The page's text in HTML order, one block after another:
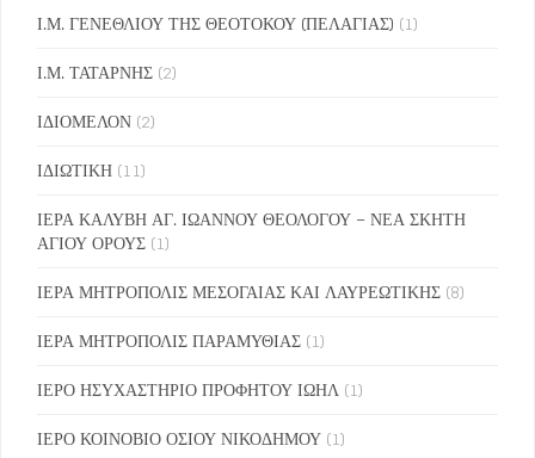
Ι.Μ. ΓΕΝΕΘΛΙΟΥ ΤΗΣ ΘΕΟΤΟΚΟΥ (ΠΕΛΑΓΙΑΣ) (1)
Ι.Μ. ΤΑΤΑΡΝΗΣ (2)
ΙΔΙΟΜΕΛΟΝ (2)
ΙΔΙΩΤΙΚΗ (11)
ΙΕΡΑ ΚΑΛΥΒΗ ΑΓ. ΙΩΑΝΝΟΥ ΘΕΟΛΟΓΟΥ – ΝΕΑ ΣΚΗΤΗ
ΑΓΙΟΥ ΟΡΟΥΣ (1)
ΙΕΡΑ ΜΗΤΡΟΠΟΛΙΣ ΜΕΣΟΓΑΙΑΣ ΚΑΙ ΛΑΥΡΕΩΤΙΚΗΣ (8)
ΙΕΡΑ ΜΗΤΡΟΠΟΛΙΣ ΠΑΡΑΜΥΘΙΑΣ (1)
ΙΕΡΟ ΗΣΥΧΑΣΤΗΡΙΟ ΠΡΟΦΗΤΟΥ ΙΩΗΛ (1)
ΙΕΡΟ ΚΟΙΝΟΒΙΟ ΟΣΙΟΥ ΝΙΚΟΔΗΜΟΥ (1)